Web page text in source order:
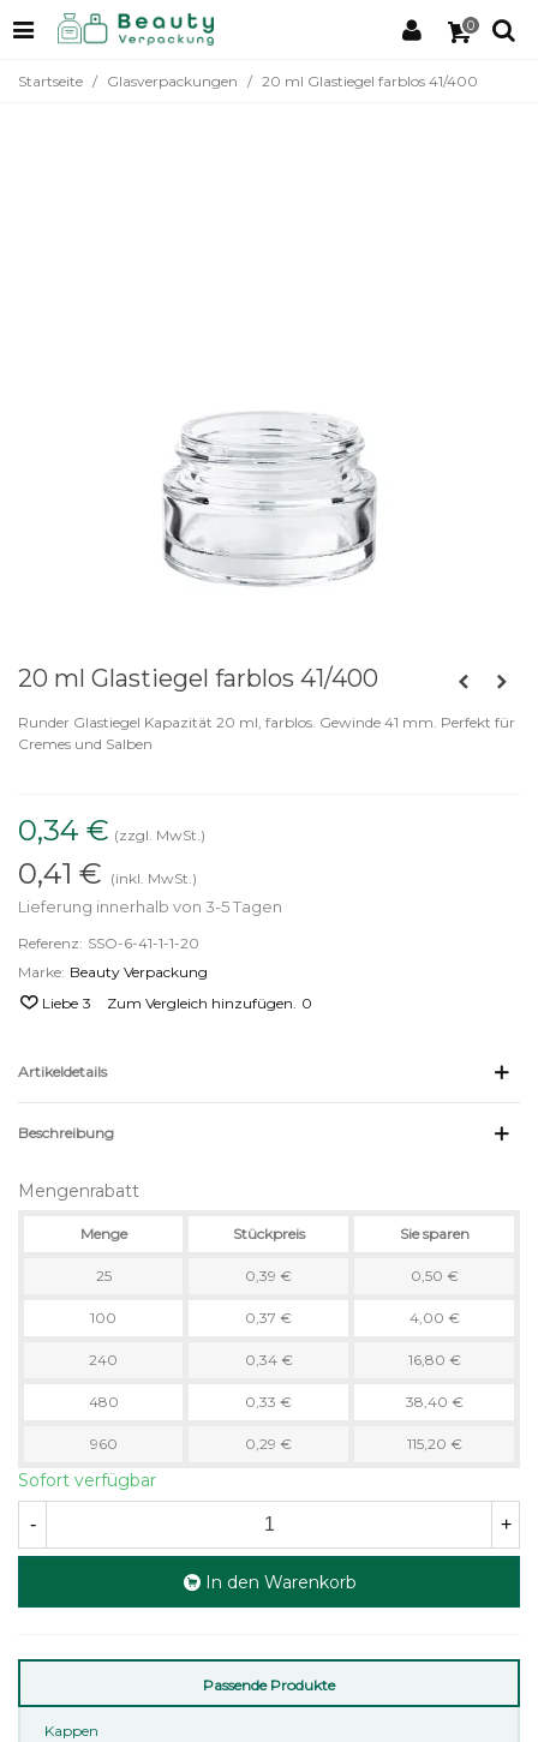
0
Startseite / Glasverpackungen / 20 ml Glastiegel farblos 41/400
20 ml Glastiegel farblos 41/400
Runder Glastiegel Kapazität 20 ml, farblos. Gewinde 41 mm. Perfekt für
Cremes und Salben
0,34 € (zzgl. MwSt.)
0,41 € (inkl. MwSt.)
Lieferung innerhalb von 3-5 Tagen
Referenz: SSO-6-41-1-1-20
Marke: Beauty Verpackung
Liebe 3 Zum Vergleich hinzufügen. 0
Artikeldetails
Beschreibung
Mengenrabatt
Menge Stückpreis Sie sparen
25 0,39 € 0,50 €
100 0,37 € 4,00 €
240 0,34 € 16,80 €
480 0,33 € 38,40 €
960 0,29 € 115,20 €
Sofort verfügbar
- +
In den Warenkorb
Passende Produkte
Kappen